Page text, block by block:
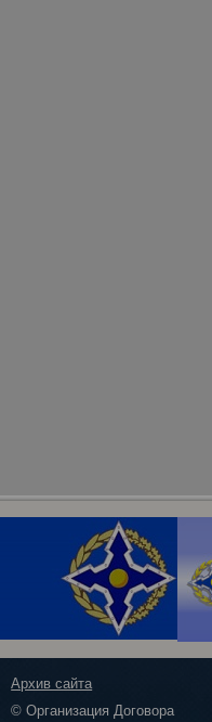
Архив сайта
© Организация Договора